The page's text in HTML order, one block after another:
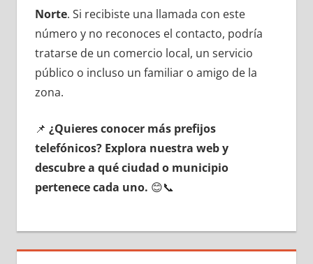
Norte. Si recibiste una llamada сοn еstе
número у no reconoces el contacto, podría
tratarse dе un comercio local, un servicio
público ο incluso un familiar ο amigo dе la
zona.
📌 ¿Quieres conocer mа́s prefijos
telefónicos? Explora nuestra web у
descubre а qué ciudad ο municipio
pertenece cada uno. 😊📞